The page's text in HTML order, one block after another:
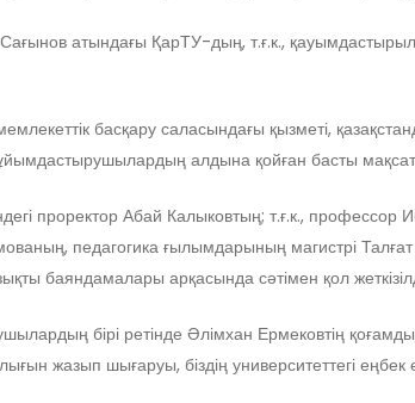
атындағы ҚарТУ-дың, т.ғ.к.,
басқару саласындағы қызметі,
ұйымдастырушылардың алдына қойған басты
проректор Абай Калыковтың; т.ғ.к., профессор
педагогика ғылымдарының магистрі
баяндамалары арқасында сәтімен қол
бірі ретінде Әлімхан Ермековтің
жазып шығаруы, біздің университеттегі